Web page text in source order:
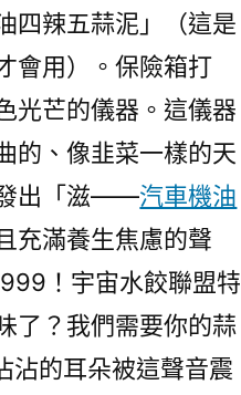
四辣五蒜泥」（這是
會用）。保險箱打
光芒的儀器。這儀器
的、像韭菜一樣的天
發出「滋——汽車機油
充滿養生焦慮的聲
！宇宙水餃聯盟特
了？我們需要你的蒜
沾的耳朵被這聲音震